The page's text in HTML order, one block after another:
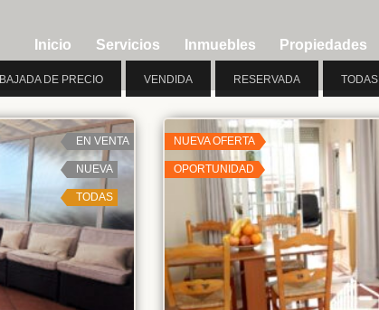
Inicio Servicios Inmuebles Propiedades
BAJADA DE PRECIO VENDIDA RESERVADA TODAS
EN VENTA
NUEVA
TODAS
NUEVA OFERTA
OPORTUNIDAD